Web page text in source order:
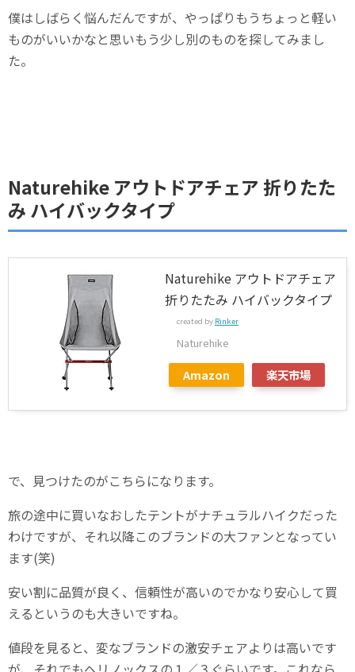
僕はしばらく悩んだんですが、やっぱりもうちょっと軽い
ものがいいかなと思いもう少し別のものを探してみまし
た。
Naturehike アウトドアチェア 折りたた
み ハイバックタイプ
Naturehike アウトドアチェア
折りたたみ ハイバックタイプ
created by Rinker
Naturehike
Amazon 楽天市場
で、見つけたのがこちらになります。
旅の途中に買いなおしたテントがナチュラルハイクだった
わけですが、それ以降このブランドの大ファンとなってい
ます(笑)
安い割に品質が良く、信頼性が高いのでかなり安心して買
えるというのも大きいですね。
値段を見ると、変なブランドの激安チェアよりは高いです